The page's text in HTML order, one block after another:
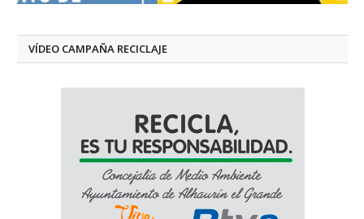
VÍDEO CAMPAÑA RECICLAJE